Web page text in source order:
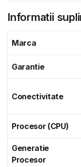
Informatii
Marca
Garantie
Conectivitate
Procesor (CPU)
Generatie
Procesor